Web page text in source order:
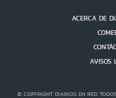
ACERCA DE
AVISOS
© COPYRIGHT DIARIOS EN RED